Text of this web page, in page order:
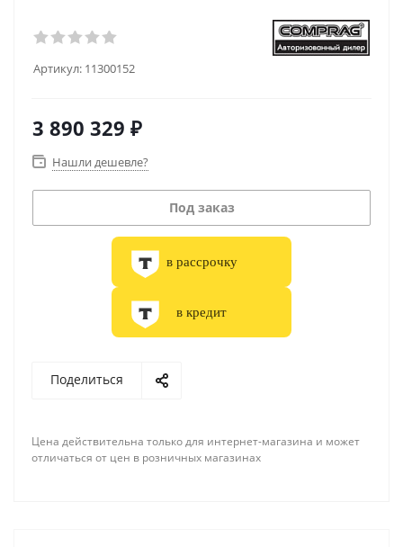
Артикул: 11300152
3 890 329 ₽
Нашли дешевле?
Под заказ
в рассрочку
в кредит
Поделиться
Цена действительна только для интернет-магазина и может
отличаться от цен в розничных магазинах